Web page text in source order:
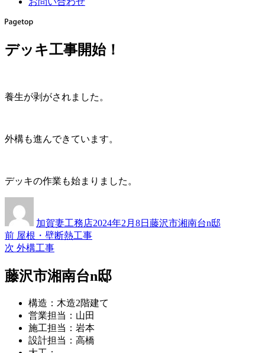
デッキ工事開始！
養生が剥がされました。
外構も進んできています。
デッキの作業も始まりました。
者加賀妻工務店日:
2024年2月8日ゴ
藤沢市湘南台n邸
投
稿
ナ
前 過
去
投
稿:
屋根・壁断熱工事
次 次
投
稿:
外構工事
藤沢市湘南台n邸
構造：木造2階建て
営業担当：山田
施工担当：岩本
設計担当：高橋